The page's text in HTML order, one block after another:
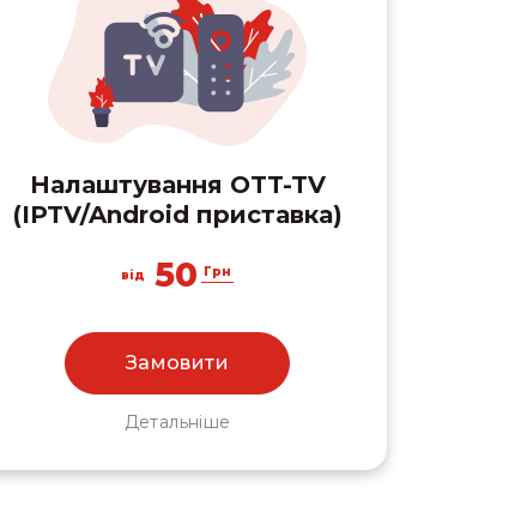
Налаштування OTT-TV
(IPTV/Android приставка)
від 50 Грн
Замовити
Детальніше